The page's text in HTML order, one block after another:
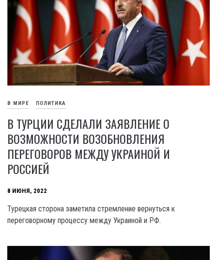
В МИРЕ ПОЛИТИКА
В ТУРЦИИ СДЕЛАЛИ ЗАЯВЛЕНИЕ О
ВОЗМОЖНОСТИ ВОЗОБНОВЛЕНИЯ
ПЕРЕГОВОРОВ МЕЖДУ УКРАИНОЙ И
РОССИЕЙ
8 ИЮНЯ, 2022
Турецкая сторона заметила стремление вернуться к
переговорному процессу между Украиной и РФ.